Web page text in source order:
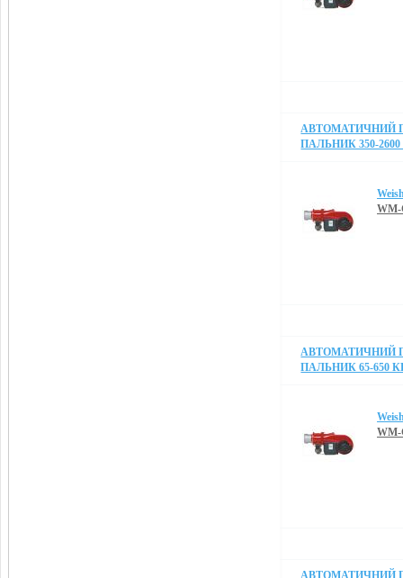
АВТОМАТИЧНИЙ
ПАЛЬНИК 350-
WM-
АВТОМАТИЧНИЙ
ПАЛЬНИК 65-650
WM-
АВТОМАТИЧНИЙ